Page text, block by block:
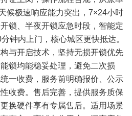
候极速响应能力突出，7×24小时
锁、半夜开锁应急时段，智能定
钟内上门，核心城区更快抵达。
与开启技术，坚持无损开锁优先
锁均能稳妥处理，避免二次损
一收费，服务前明确报价、公示
收费。售后完善，提供服务质保
换硬件享有专属售后。适用场景